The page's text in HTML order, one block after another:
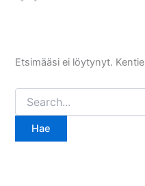
Etsimääsi ei löytynyt.
Search
for: